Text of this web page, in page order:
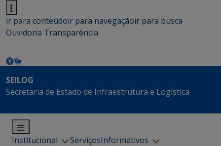
ir para conteúdoir para navegaçãoir para busca
Ouvidoria Transparência
SEILOG
Secretaria de Estado de Infraestrutura e Logística
Institucional ServiçosInformativos